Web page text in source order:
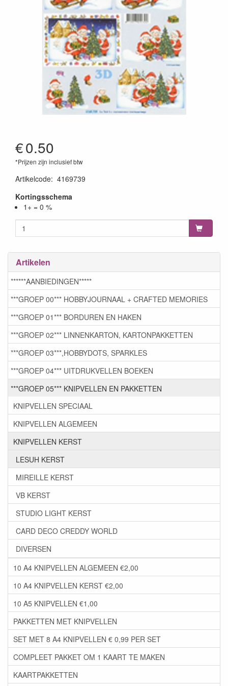
€0.50
*Prijzen zijn inclusief btw
Artikelcode: 4169739
Kortingsschema
1+ = 0 %
Artikelen
******AANBIEDINGEN*****
***GROEP 00*** HOBBYJOURNAAL + CRAFTED MEMORIES
***GROEP 01*** BORDUREN EN HAKEN
***GROEP 02*** LINNENKARTON, KARTONPAKKETTEN
***GROEP 03***,HOBBYDOTS, SPARKLES
***GROEP 04*** UITDRUKVELLEN BOEKEN
***GROEP 05*** KNIPVELLEN EN PAKKETTEN
KNIPVELLEN SPECIAAL
KNIPVELLEN ALGEMEEN
KNIPVELLEN KERST
LESUH KERST
MIREILLE KERST
VB KERST
STUDIO LIGHT KERST
CARD DECO CREDDY WORLD
DIVERSEN
10 A4 KNIPVELLEN ALGEMEEN €2,00
10 A4 KNIPVELLEN KERST €2,00
10 A5 KNIPVELLEN €1,00
PAKKETTEN MET KNIPVELLEN
SET MET 8 A4 KNIPVELLEN € 0,99 PER SET
COMPLEET PAKKET OM 1 KAART TE MAKEN
KAARTPAKKETTEN